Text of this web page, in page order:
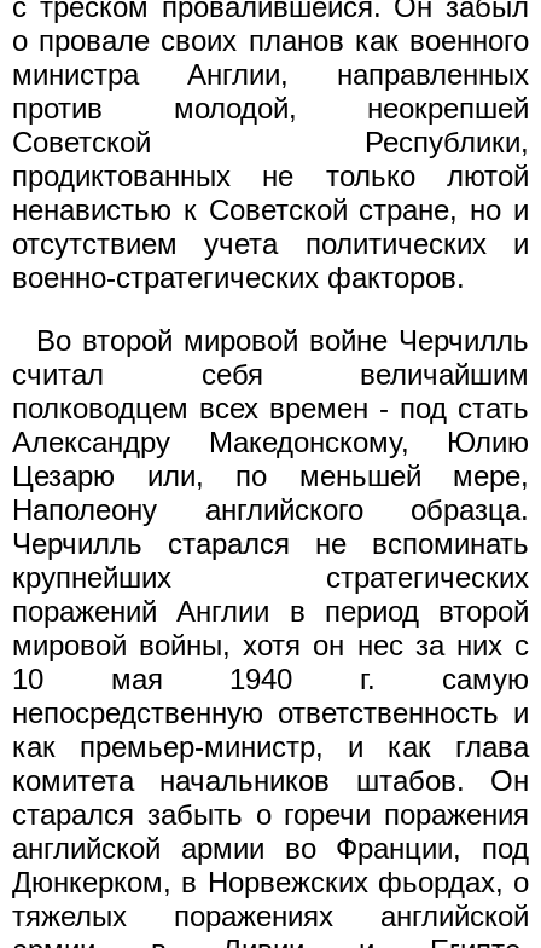
с треском провалившейся. Он забыл
о провале своих планов как военного
министра Англии, направленных
против молодой, неокрепшей
Советской Республики,
продиктованных не только лютой
ненавистью к Советской стране, но и
отсутствием учета политических и
военно-стратегических факторов.
Во второй мировой войне Черчилль
считал себя величайшим
полководцем всех времен - под стать
Александру Македонскому, Юлию
Цезарю или, по меньшей мере,
Наполеону английского образца.
Черчилль старался не вспоминать
крупнейших стратегических
поражений Англии в период второй
мировой войны, хотя он нес за них с
10 мая 1940 г. самую
непосредственную ответственность и
как премьер-министр, и как глава
комитета начальников штабов. Он
старался забыть о горечи поражения
английской армии во Франции, под
Дюнкерком, в Норвежских фьордах, о
тяжелых поражениях английской